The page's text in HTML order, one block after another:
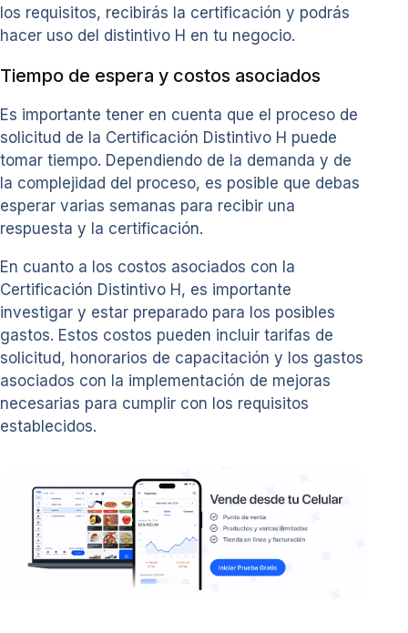
los requisitos, recibirás la certificación y podrás
hacer uso del distintivo H en tu negocio.
Tiempo de espera y costos asociados
Es importante tener en cuenta que el proceso de
solicitud de la Certificación Distintivo H puede
tomar tiempo. Dependiendo de la demanda y de
la complejidad del proceso, es posible que debas
esperar varias semanas para recibir una
respuesta y la certificación.
En cuanto a los costos asociados con la
Certificación Distintivo H, es importante
investigar y estar preparado para los posibles
gastos. Estos costos pueden incluir tarifas de
solicitud, honorarios de capacitación y los gastos
asociados con la implementación de mejoras
necesarias para cumplir con los requisitos
establecidos.